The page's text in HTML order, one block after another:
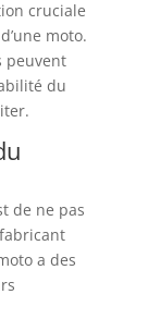
cruciale
moto.
peuvent
du
de ne pas
a des